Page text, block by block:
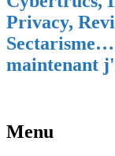
Privacy,
maintenant
Menu